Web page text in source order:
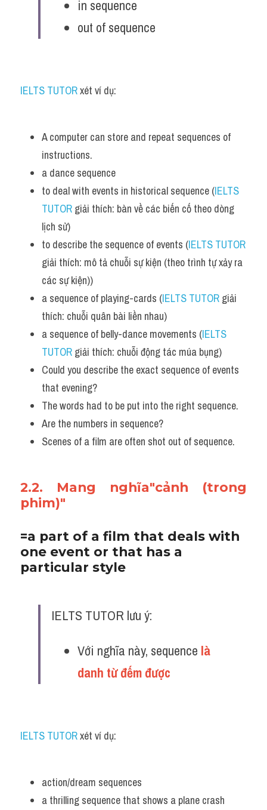
in sequence
out of sequence
IELTS TUTOR xét ví dụ:
A computer can store and repeat sequences of
instructions.
a dance sequence
to deal with events in historical sequence (IELTS
TUTOR giải thích: bàn về các biến cố theo dòng
lịch sử)
to describe the sequence of events (IELTS TUTOR
giải thích: mô tả chuỗi sự kiện (theo trình tự xảy ra
các sự kiện))
a sequence of playing-cards (IELTS TUTOR giải
thích: chuỗi quân bài liền nhau)
a sequence of belly-dance movements (IELTS
TUTOR giải thích: chuỗi động tác múa bụng)
Could you describe the exact sequence of events
that evening?
The words had to be put into the right sequence.
Are the numbers in sequence?
Scenes of a film are often shot out of sequence.
2.2. Mang nghĩa"cảnh (trong
phim)"
=a part of a film that deals with
one event or that has a
particular style
IELTS TUTOR lưu ý:
Với nghĩa này, sequence là
danh từ đếm được
IELTS TUTOR xét ví dụ:
action/dream sequences
a thrilling sequence that shows a plane crash